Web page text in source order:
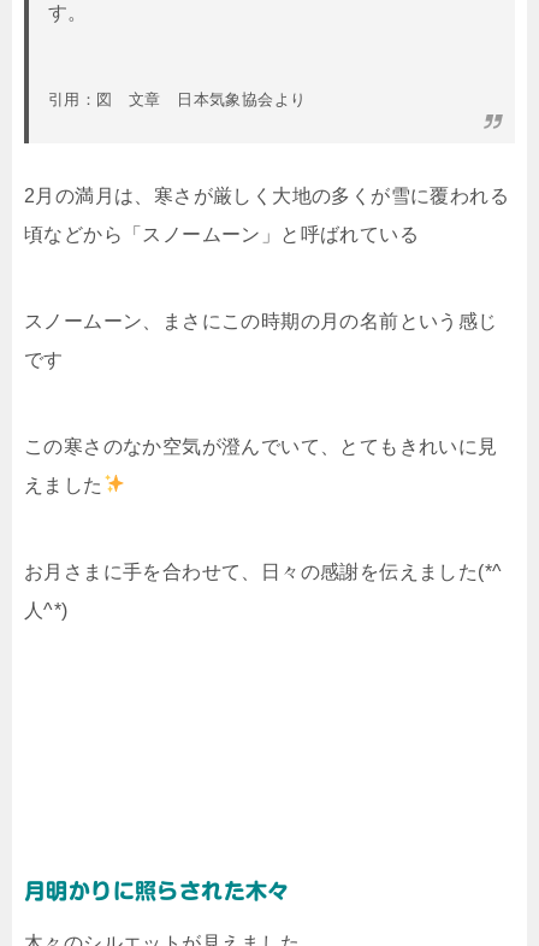
す。
引用：図 文章 日本気象協会より
2月の満月は、寒さが厳しく大地の多くが雪に覆われる
頃などから「スノームーン」と呼ばれている
スノームーン、まさにこの時期の月の名前という感じ
です
この寒さのなか空気が澄んでいて、とてもきれいに見
えました
お月さまに手を合わせて、日々の感謝を伝えました(*^
人^*)
月明かりに照らされた木々